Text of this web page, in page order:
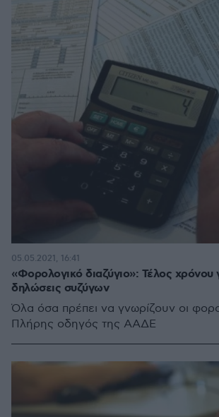
«Φορολογικό διαζύγιο»: Τέλος χρόνου
δηλώσεις συζύγων
Όλα όσα πρέπει να γνωρίζουν οι
Πλήρης οδηγός της ΑΑΔΕ
05.05.2021, 16:41